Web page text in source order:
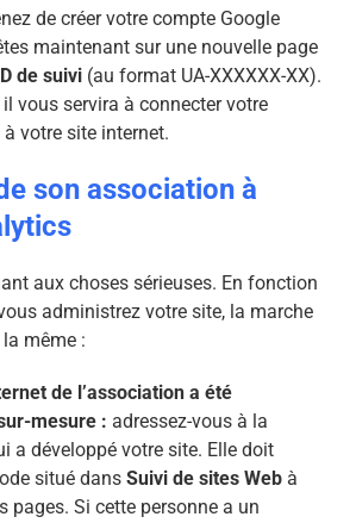
de créer votre compte Google
maintenant sur une nouvelle page
de suivi(au format UA-XXXXXX-XX).
il vous servira à connecter votre
votre site internet.
son association à
aux choses sérieuses. En fonction
administrez votre site, la marche
la même :
de l’association a été
mesure : adressez-vous à la
a développé votre site. Elle doit
situé dans Suivi de sites Webà
pages. Si cette personne a un